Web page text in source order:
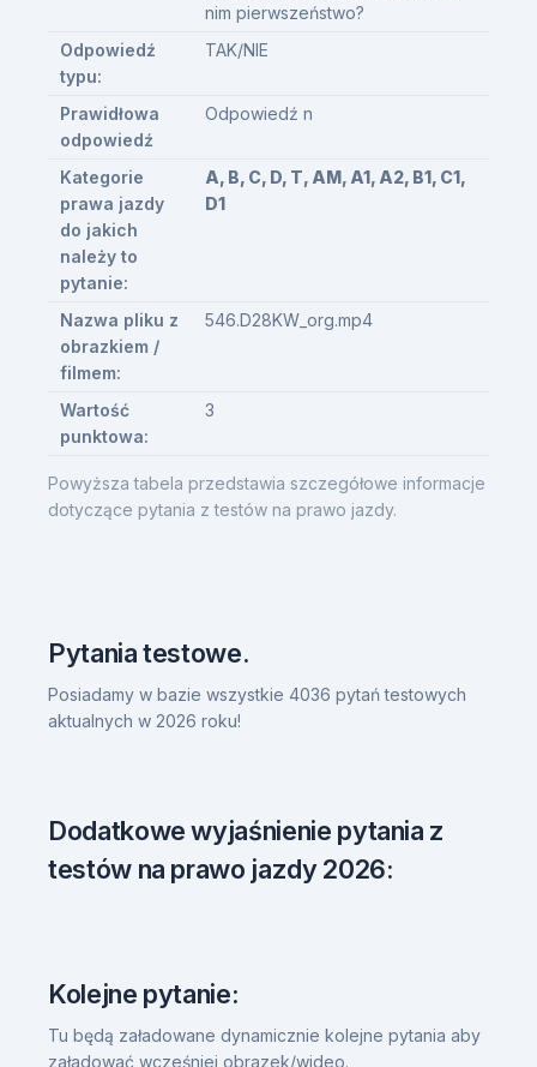
Powyższa tabela przedstawia szczegółowe informacje
dotyczące pytania z testów na prawo jazdy.
nim pierwszeństwo?
Odpowiedź
typu:
TAK/NIE
Prawidłowa
odpowiedź
Odpowiedź n
Kategorie
prawa jazdy
do jakich
należy to
pytanie:
A, B, C, D, T, AM, A1, A2, B1, C1,
D1
Nazwa pliku z
obrazkiem /
filmem:
546.D28KW_org.mp4
Wartość
punktowa:
3
Pytania testowe.
Posiadamy w bazie wszystkie 4036 pytań testowych
aktualnych w 2026 roku!
Dodatkowe wyjaśnienie pytania z
testów na prawo jazdy 2026:
Kolejne pytanie:
Tu będą załadowane dynamicznie kolejne pytania aby
załadować wcześniej obrazek/wideo.